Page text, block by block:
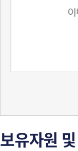
보유자원